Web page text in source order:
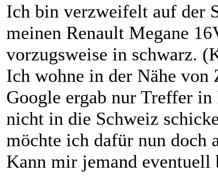
Ich bin verzweifelt auf der
meinen Renault Megane
vorzugsweise in schwarz.
Ich wohne in der Nähe
Google ergab nur Treffer
nicht in die Schweiz
möchte ich dafür nun doch
Kann mir jemand